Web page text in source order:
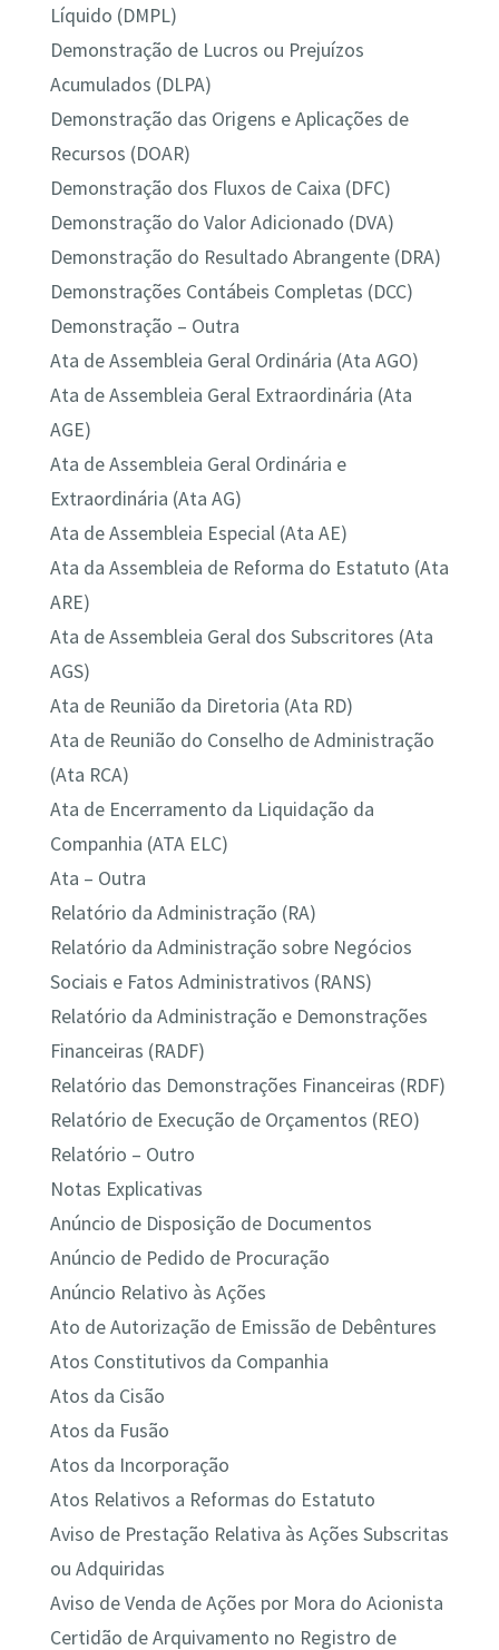
Líquido (DMPL)
Demonstração de Lucros ou Prejuízos
Acumulados (DLPA)
Demonstração das Origens e Aplicações de
Recursos (DOAR)
Demonstração dos Fluxos de Caixa (DFC)
Demonstração do Valor Adicionado (DVA)
Demonstração do Resultado Abrangente (DRA)
Demonstrações Contábeis Completas (DCC)
Demonstração – Outra
Ata de Assembleia Geral Ordinária (Ata AGO)
Ata de Assembleia Geral Extraordinária (Ata
AGE)
Ata de Assembleia Geral Ordinária e
Extraordinária (Ata AG)
Ata de Assembleia Especial (Ata AE)
Ata da Assembleia de Reforma do Estatuto (Ata
ARE)
Ata de Assembleia Geral dos Subscritores (Ata
AGS)
Ata de Reunião da Diretoria (Ata RD)
Ata de Reunião do Conselho de Administração
(Ata RCA)
Ata de Encerramento da Liquidação da
Companhia (ATA ELC)
Ata – Outra
Relatório da Administração (RA)
Relatório da Administração sobre Negócios
Sociais e Fatos Administrativos (RANS)
Relatório da Administração e Demonstrações
Financeiras (RADF)
Relatório das Demonstrações Financeiras (RDF)
Relatório de Execução de Orçamentos (REO)
Relatório – Outro
Notas Explicativas
Anúncio de Disposição de Documentos
Anúncio de Pedido de Procuração
Anúncio Relativo às Ações
Ato de Autorização de Emissão de Debêntures
Atos Constitutivos da Companhia
Atos da Cisão
Atos da Fusão
Atos da Incorporação
Atos Relativos a Reformas do Estatuto
Aviso de Prestação Relativa às Ações Subscritas
ou Adquiridas
Aviso de Venda de Ações por Mora do Acionista
Certidão de Arquivamento no Registro de